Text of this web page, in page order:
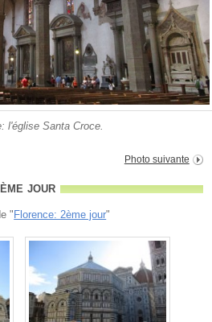
l'église Santa Croce.
Photo suivante
jour
" Florence: 2ème jour"